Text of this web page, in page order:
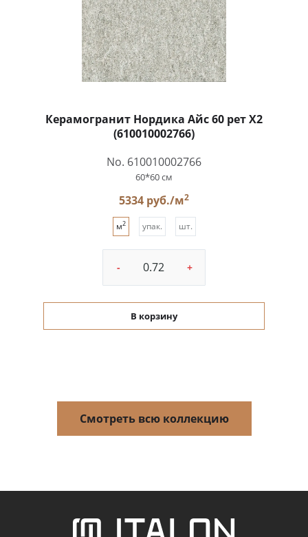
Керамогранит Нордика Айс 60 рет X2
(610010002766)
No. 610010002766
60*60 см
5334 руб./м2
м2 упак. шт.
- +
В корзину
Смотреть всю коллекцию